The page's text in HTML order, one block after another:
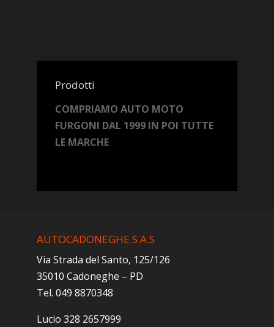
Prodotti
COMPRIAMO AUTO MOTO
FURGONI DAL 1999 IN POI TUTTE
LE MARCHE
AUTOCADONEGHE S.A.S
Via Strada del Santo, 125/126
35010 Cadoneghe – PD
Tel. 049 8870348
Lucio 328 2657999